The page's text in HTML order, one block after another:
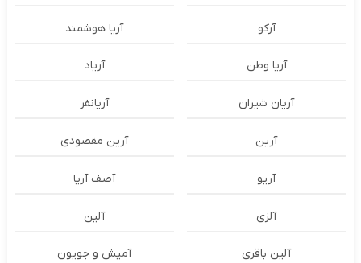
آرکو آریا هوشمند
آریا وطن آریاد
آریان شیران آریانفر
آرین آرین مقصودی
آریو آصف آریا
آلزی آلین
آلین باقری آمیش و جویون